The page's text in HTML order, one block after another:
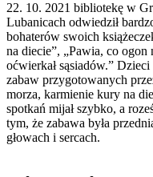
22. 10. 2021 bibliotekę w
Lubanicach odwiedził
bohaterów swoich
na diecie”, „Pawia, co ogon
oćwierkał sąsiadów.”
zabaw przygotowanych
morza, karmienie kury na
spotkań mijał szybko, a
tym, że zabawa była
głowach i sercach.